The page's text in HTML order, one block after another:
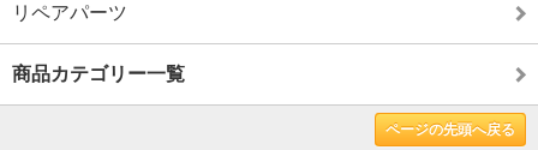
リペアパーツ
商品カテゴリー一覧
ページの先頭へ戻る